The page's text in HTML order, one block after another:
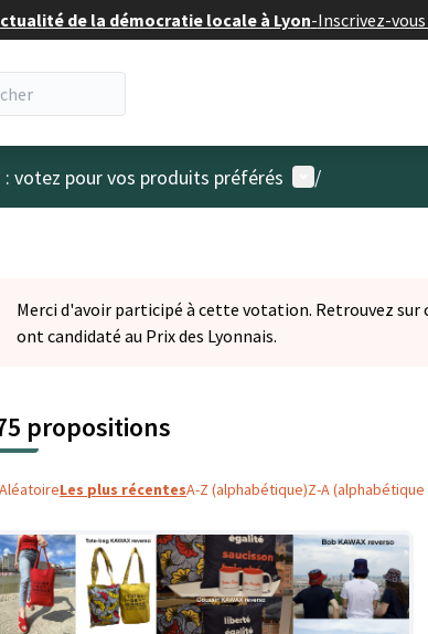
de la démocratie locale à Lyon-Inscrivez-
votez pour vos produits préférés Menu utilisateur
/
Merci d'avoir participé à cette votation. Retrouvez
ont candidaté au Prix des Lyonnais.
propositions
AléatoireLes plus récentesA-Z (alphabétique)Z-A